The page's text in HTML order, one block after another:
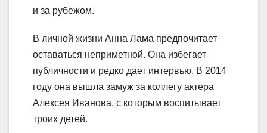
и за рубежом.
В личной жизни Анна Лама предпочитает
оставаться неприметной. Она избегает
публичности и редко дает интервью. В 2014
году она вышла замуж за коллегу актера
Алексея Иванова, с которым воспитывает
троих детей.